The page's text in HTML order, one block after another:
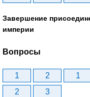
Завершение
империи
Вопросы
1 2 1
2
3